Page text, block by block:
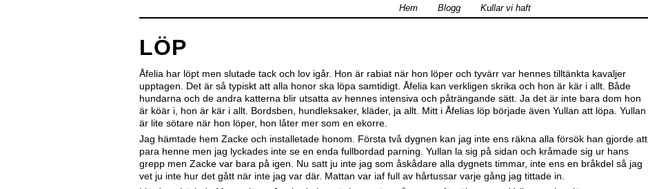
Hem Blogg Kullar vi haft
LÖP
Åfelia har löpt men slutade tack och lov igår. Hon är rabiat när hon löper och tyvärr var hennes tilltänkta kavaljer
upptagen. Det är så typiskt att alla honor ska löpa samtidigt. Åfelia kan verkligen skrika och hon är kär i allt. Både
hundarna och de andra katterna blir utsatta av hennes intensiva och påträngande sätt. Ja det är inte bara dom hon
är köär i, hon är kär i allt. Bordsben, hundleksaker, kläder, ja allt. Mitt i Åfelias löp började även Yullan att löpa. Yullan
är lite sötare när hon löper, hon låter mer som en ekorre.
Jag hämtade hem Zacke och installetade honom. Första två dygnen kan jag inte ens räkna alla försök han gjorde att
para henne men jag lyckades inte se en enda fullbordad parning. Yullan la sig på sidan och kråmade sig ur hans
grepp men Zacke var bara på igen. Nu satt ju inte jag som åskådare alla dygnets timmar, inte ens en bråkdel så jag
vet ju inte hur det gått när inte jag var där. Mattan var iaf full av hårtussar varje gång jag tittade in.